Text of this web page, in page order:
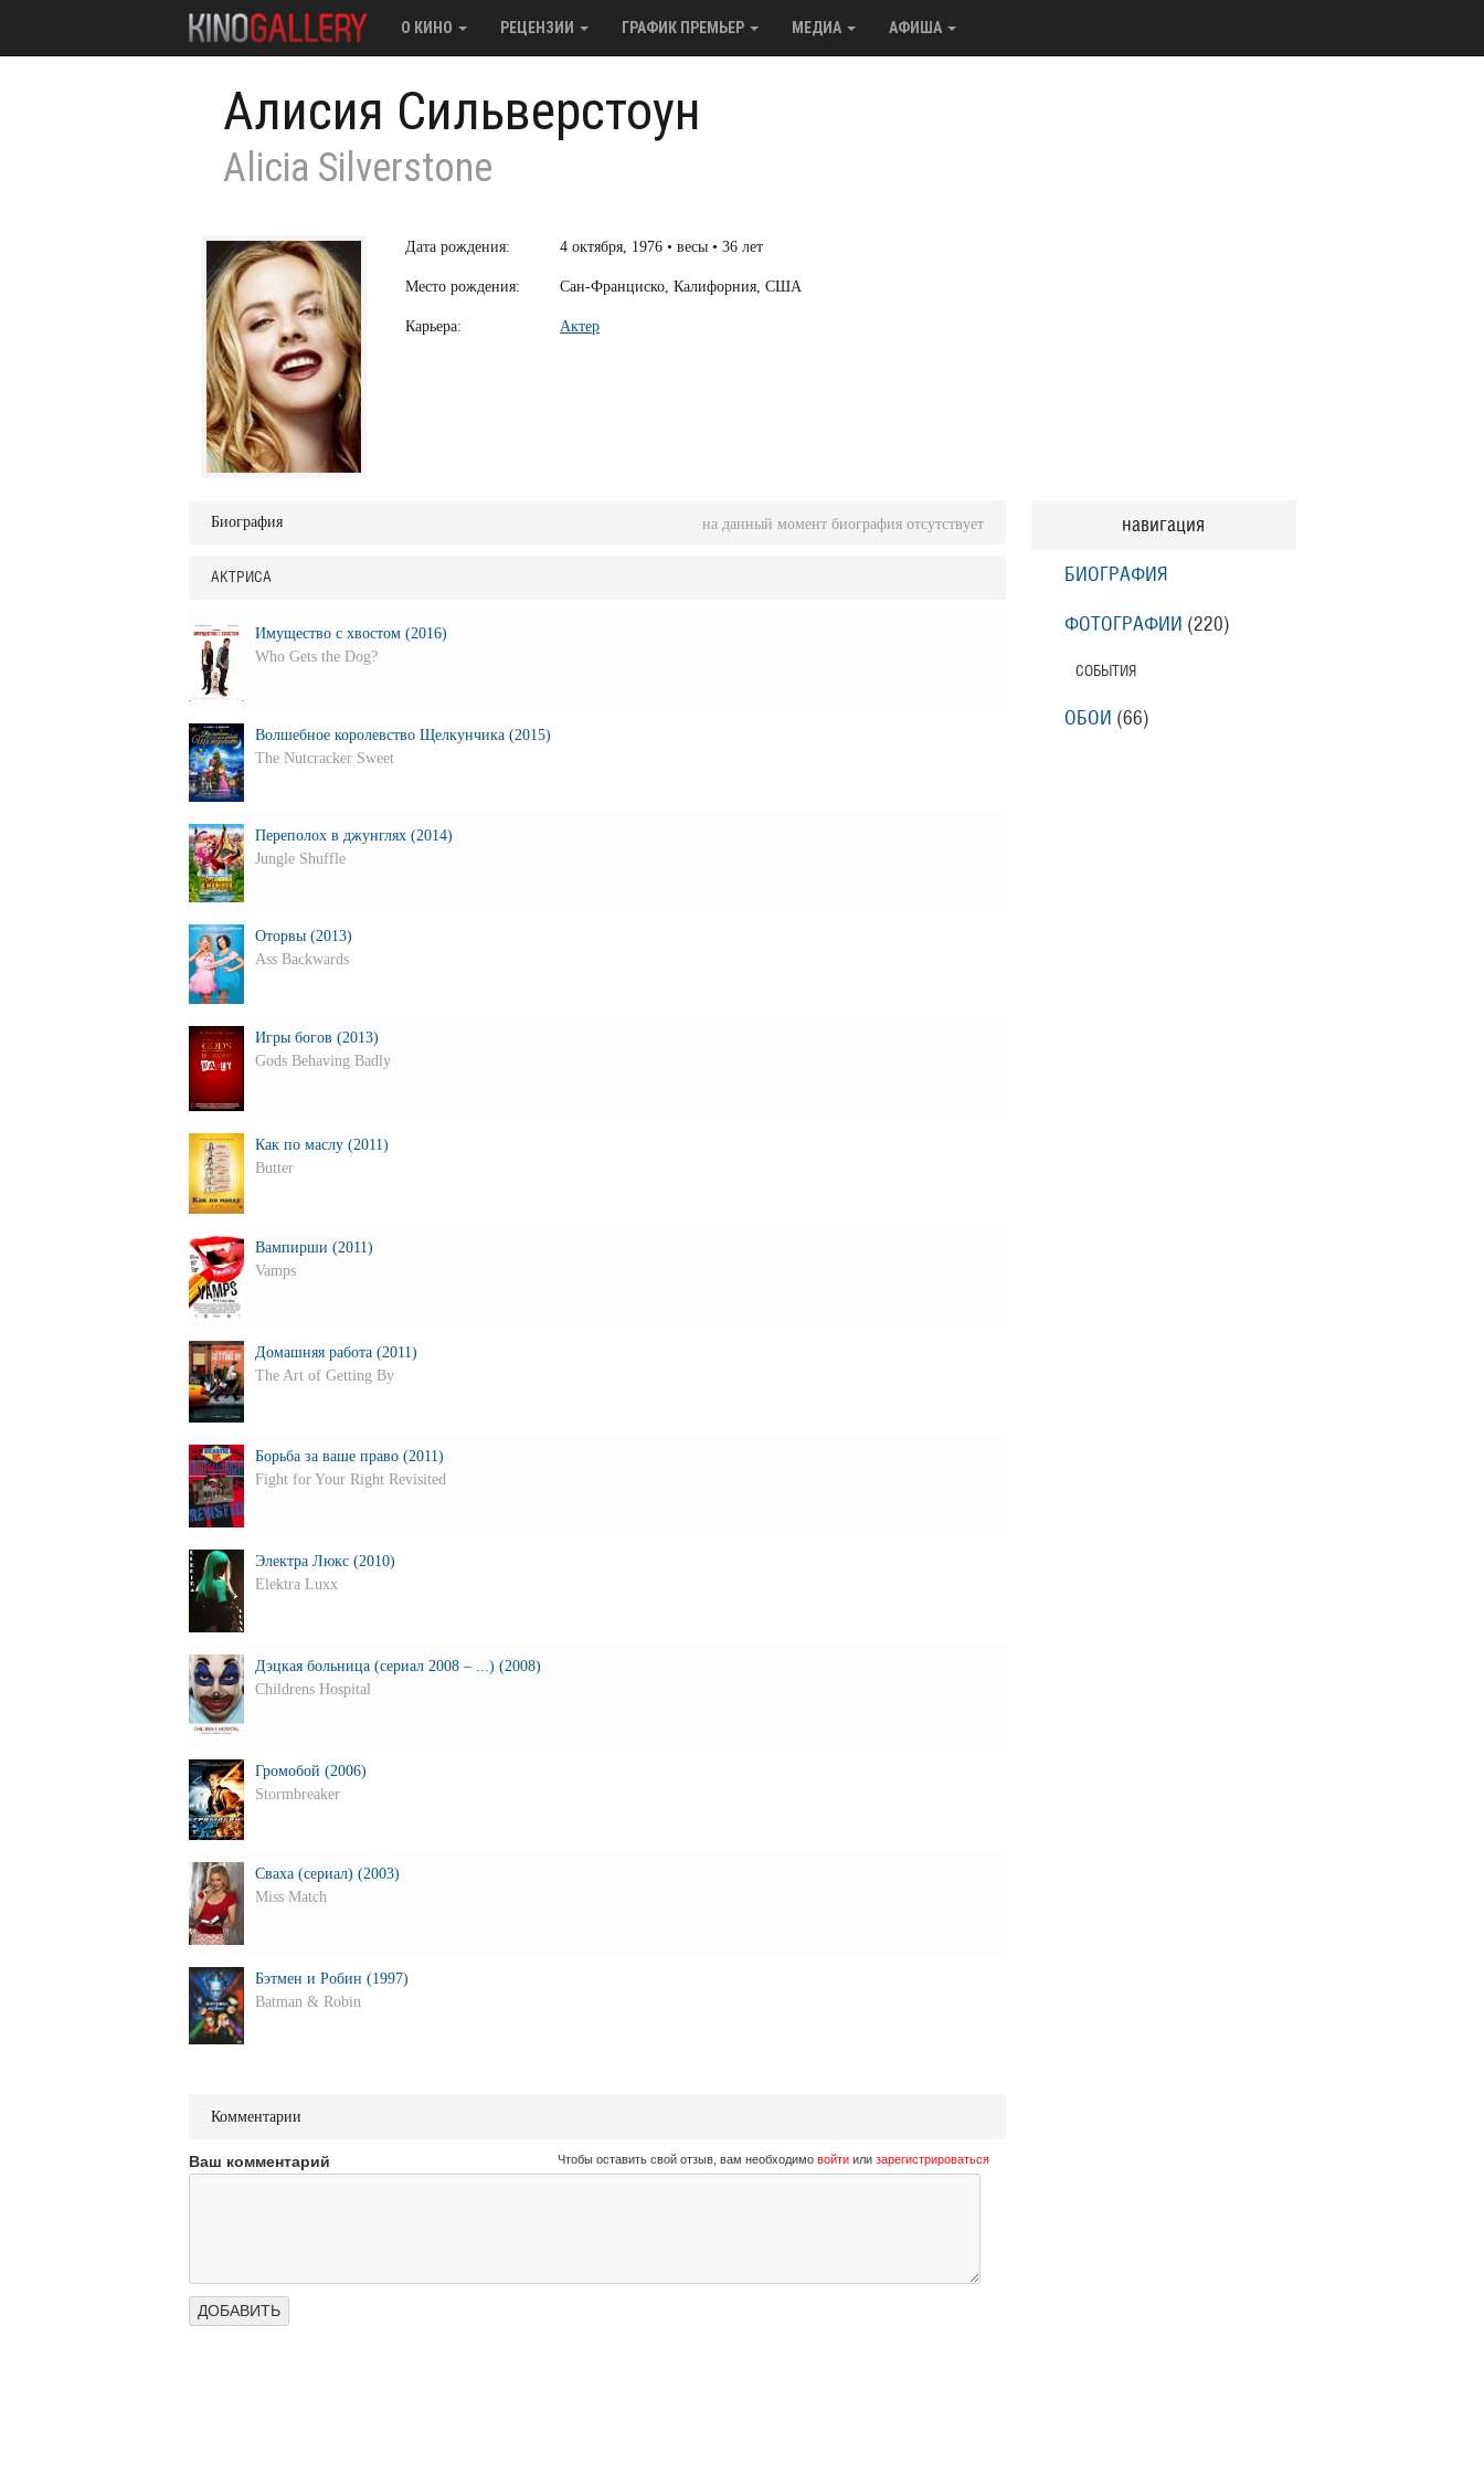
О КИНО РЕЦЕНЗИИ ГРАФИК ПРЕМЬЕР МЕДИА АФИША
Алисия Сильверстоун
Alicia Silverstone
Дата рождения: 4 октября, 1976 • весы • 36 лет
Место рождения: Сан-Франциско, Калифорния, США
Карьера: Актер
навигация
БИОГРАФИЯ
ФОТОГРАФИИ (220)
СОБЫТИЯ
ОБОИ (66)
Биография на данный момент биография отсутствует
АКТРИСА
Имущество с хвостом (2016)
Who Gets the Dog?
Волшебное королевство Щелкунчика (2015)
The Nutcracker Sweet
Переполох в джунглях (2014)
Jungle Shuffle
Оторвы (2013)
Ass Backwards
Игры богов (2013)
Gods Behaving Badly
Как по маслу (2011)
Butter
Вампирши (2011)
Vamps
Домашняя работа (2011)
The Art of Getting By
Борьба за ваше право (2011)
Fight for Your Right Revisited
Электра Люкс (2010)
Elektra Luxx
Дэцкая больница (сериал 2008 – ...) (2008)
Childrens Hospital
Громобой (2006)
Stormbreaker
Сваха (сериал) (2003)
Miss Match
Бэтмен и Робин (1997)
Batman & Robin
Комментарии
Ваш комментарий Чтобы оставить свой отзыв, вам необходимо войтиили зарегистрироваться